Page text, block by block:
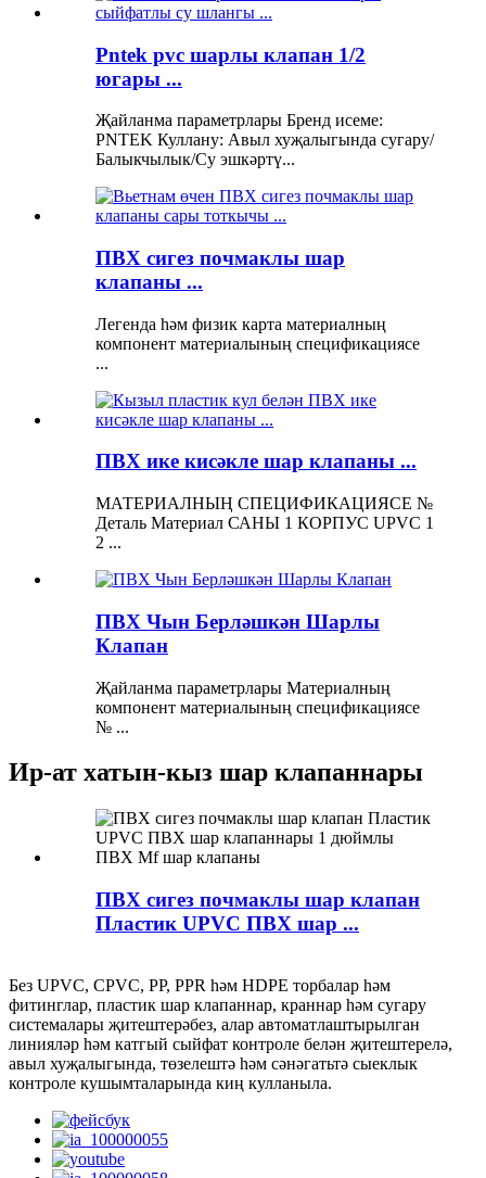
Pntek pvc шарлы клапан 1/2
югары ...
Җайланма параметрлары Бренд исеме:
PNTEK Куллану: Авыл хуҗалыгында сугару/
Балыкчылык/Су эшкәртү...
ПВХ сигез почмаклы шар
клапаны ...
Легенда һәм физик карта материалның
компонент материалының спецификациясе
...
ПВХ ике кисәкле шар клапаны ...
МАТЕРИАЛНЫҢ СПЕЦИФИКАЦИЯСЕ №
Деталь Материал САНЫ 1 КОРПУС UPVC 1
2 ...
ПВХ Чын Берләшкән Шарлы
Клапан
Җайланма параметрлары Материалның
компонент материалының спецификациясе
№ ...
Ир-ат хатын-кыз шар клапаннары
ПВХ сигез почмаклы шар клапан
Пластик UPVC ПВХ шар ...
Без UPVC, CPVC, PP, PPR һәм HDPE торбалар һәм
фитинглар, пластик шар клапаннар, краннар һәм сугару
системалары җитештерәбез, алар автоматлаштырылган
линияләр һәм катгый сыйфат контроле белән җитештерелә,
авыл хуҗалыгында, төзелештә һәм сәнәгатьтә сыеклык
контроле кушымталарында киң кулланыла.